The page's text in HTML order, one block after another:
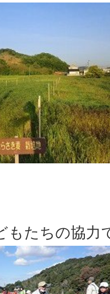
もたちの協力